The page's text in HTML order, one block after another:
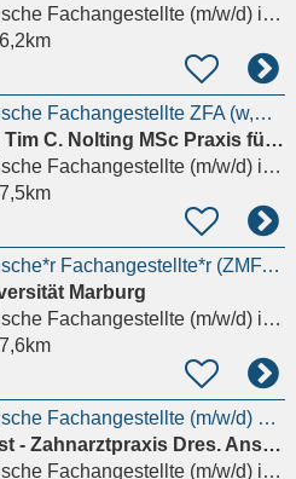
Fachangestellte (m/w/d)in Limburg an der Lahn
Zahnmedizinische Fachangestellte ZFA (w,m,d)
Dr.med.dent. Tim C. Nolting MSc Praxis für Zahngesundheit
Fachangestellte (m/w/d)in Freudenberg Siegen-Wittgenstein
Zahnmedizinische*r Fachangestellte*r (ZMFA) Ausschreibungs-ID: fb20-0095-zfa-2026
Marburg
Fachangestellte (m/w/d)in Marburg
Zahnmedizinische Fachangestellte (m/w/d) an der Rezeption — Teilzeit
Family Dentist - Zahnarztpraxis Dres. Ansari & Kollegen
Fachangestellte (m/w/d)in Marburg